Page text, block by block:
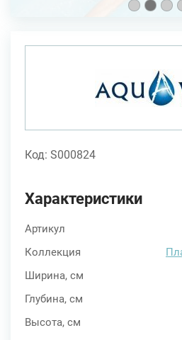
Код: S000824
Характеристики
Артикул
Коллекция
Ширина, см
Глубина, см
Высота, см